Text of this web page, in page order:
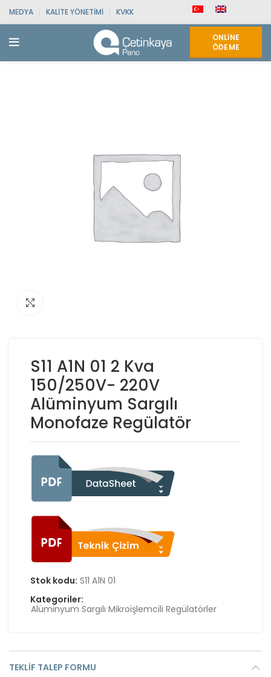
MEDYA KALITE YÖNETIMI KVKK
ONLINE
ÖDEME
S11 A1N 01 2 Kva
150/250V- 220V
Alüminyum Sargılı
Monofaze Regülatör
Stok kodu: S11 A1N 01
Kategoriler:
Alüminyum Sargılı Mikroişlemcili Regülatörler
TEKLIF TALEP FORMU